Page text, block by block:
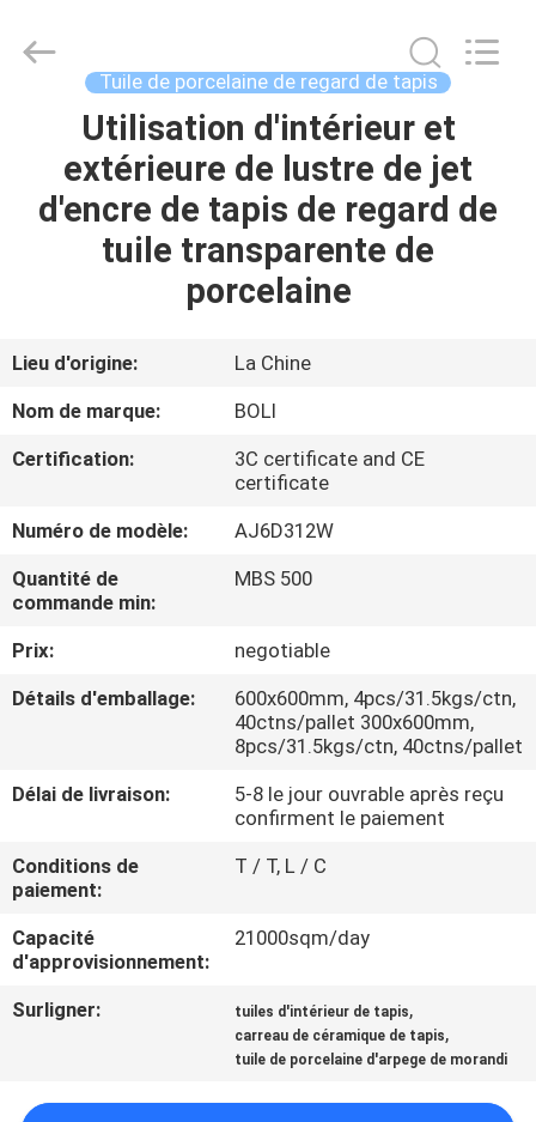
MAISON
VIDÉOS
PROPOS
DE
NOUS
VISITE
L'USINE
CONTRÔLE
LA
NOUS
CONTACTER
DEMANDEZ
CERAMICS
Tuile de porcelaine de regard de tapis
Utilisation d'intérieur et
extérieure de lustre de jet
d'encre de tapis de regard de
tuile transparente de
porcelaine
Lieu d'origine:
La Chine
Nom de marque:
BOLI
Certification:
3C certificate and CE
certificate
Numéro de modèle:
AJ6D312W
Quantité de
commande min:
MBS 500
Prix:
negotiable
Détails d'emballage:
600x600mm, 4pcs/31.5kgs/ctn,
40ctns/pallet 300x600mm,
8pcs/31.5kgs/ctn, 40ctns/pallet
Délai de livraison:
5-8 le jour ouvrable après reçu
confirment le paiement
Conditions de
paiement:
T / T, L / C
Capacité
d'approvisionnement:
21000sqm/day
Surligner: tuiles d'intérieur de tapis,
carreau de céramique de tapis,
tuile de porcelaine d'arpege de morandi